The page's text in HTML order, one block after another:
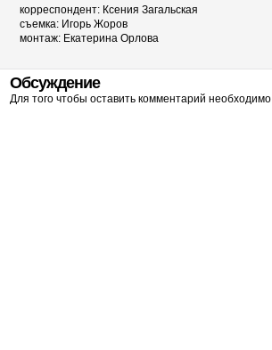
корреспондент: Ксения Загальская
съемка: Игорь Жоров
монтаж: Екатерина Орлова
Обсуждение
Для того чтобы оставить комментарий необходимо